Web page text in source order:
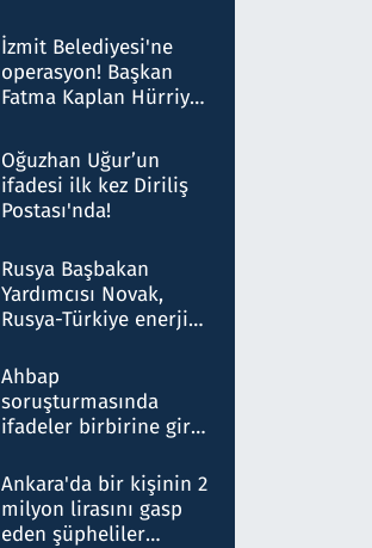
Milyar liralık para
trafiği tespit edildi
İzmit Belediyesi'ne
operasyon! Başkan
Fatma Kaplan Hürriyet
Oğuzhan Uğur’un
ifadesi ilk kez Diriliş
Postası'nda!
Rusya Başbakan
Yardımcısı Novak,
Rusya-Türkiye enerji
nitelikte olduğunu
belirtti
Ahbap
soruşturmasında
ifadeler birbirine girdi:
ifadelerinden ortaya
çıkan tablo şok etti
Ankara'da bir kişinin 2
milyon lirasını gasp
eden şüpheliler